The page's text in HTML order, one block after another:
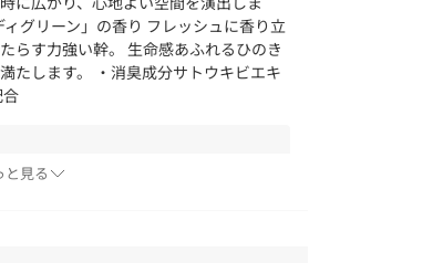
グリーン」の香り フレッシュに香り立
らす力強い幹。 生命感あふれるひのき
たします。 ・消臭成分サトウキビエキ
と見る